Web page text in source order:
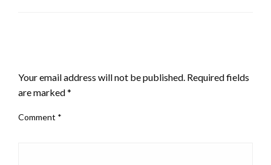
Your email address will not be published. Required fields
are marked*
Comment *